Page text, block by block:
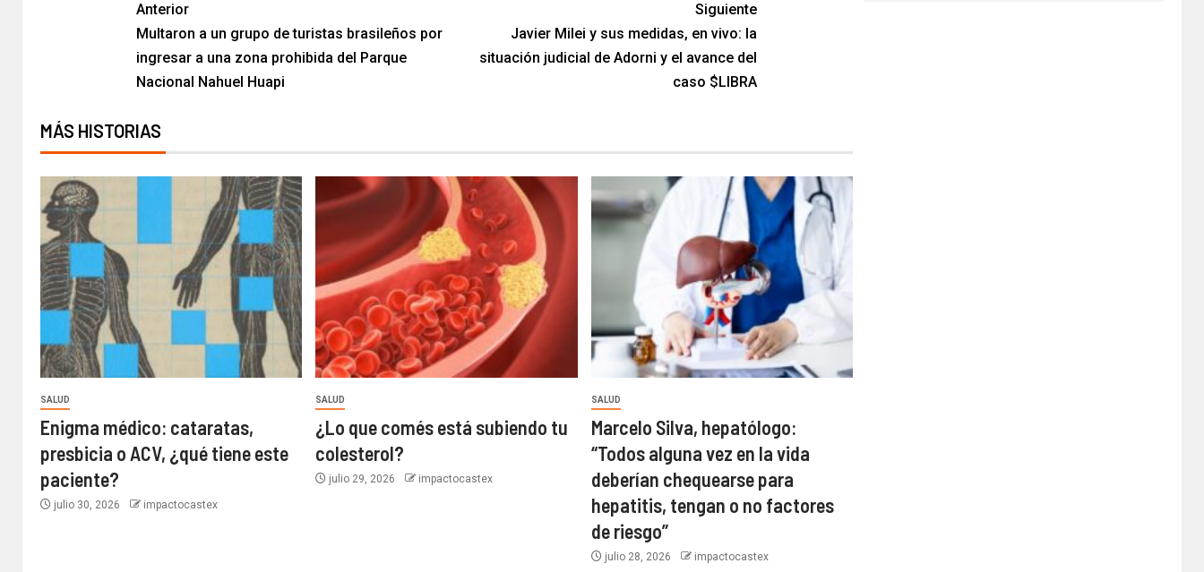
Anterior
Multaron a un grupo de turistas brasileños por
ingresar a una zona prohibida del Parque
Nacional Nahuel Huapi
Siguiente
Javier Milei y sus medidas, en vivo: la
situación judicial de Adorni y el avance del
caso $LIBRA
MÁS HISTORIAS
SALUD
Enigma médico: cataratas,
presbicia o ACV, ¿qué tiene este
paciente?
julio 30, 2026 impactocastex
SALUD
¿Lo que comés está subiendo tu
colesterol?
julio 29, 2026 impactocastex
SALUD
Marcelo Silva, hepatólogo:
“Todos alguna vez en la vida
deberían chequearse para
hepatitis, tengan o no factores
de riesgo”
julio 28, 2026 impactocastex